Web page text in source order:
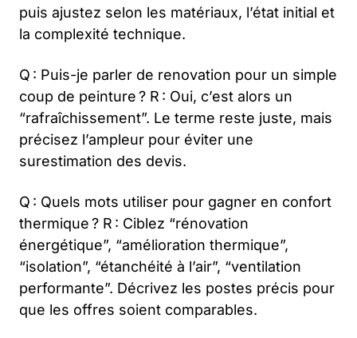
puis ajustez selon les matériaux, l’état initial et
la complexité technique.
Q : Puis-je parler de renovation pour un simple
coup de peinture ? R : Oui, c’est alors un
“rafraîchissement”. Le terme reste juste, mais
précisez l’ampleur pour éviter une
surestimation des devis.
Q : Quels mots utiliser pour gagner en confort
thermique ? R : Ciblez “rénovation
énergétique”, “amélioration thermique”,
“isolation”, “étanchéité à l’air”, “ventilation
performante”. Décrivez les postes précis pour
que les offres soient comparables.